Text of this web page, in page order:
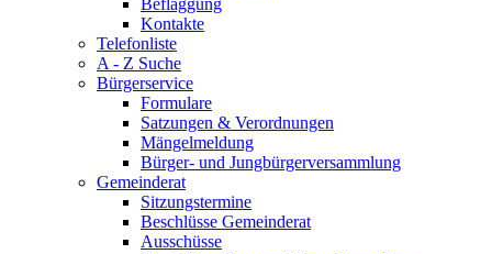
Beflaggung
Kontakte
Telefonliste
A - Z Suche
Bürgerservice
Formulare
Satzungen & Verordnungen
Mängelmeldung
Bürger- und Jungbürgerversammlung
Gemeinderat
Sitzungstermine
Beschlüsse Gemeinderat
Ausschüsse